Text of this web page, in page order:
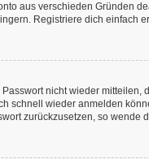
aus verschieden Gründen
Registriere dich einfach
nicht wieder
schnell wieder anmelden
zurückzusetzen, so wende